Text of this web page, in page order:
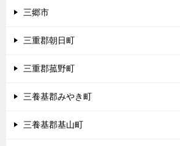
三郷市
三重郡朝日町
三重郡菰野町
三養基郡みやき町
三養基郡基山町